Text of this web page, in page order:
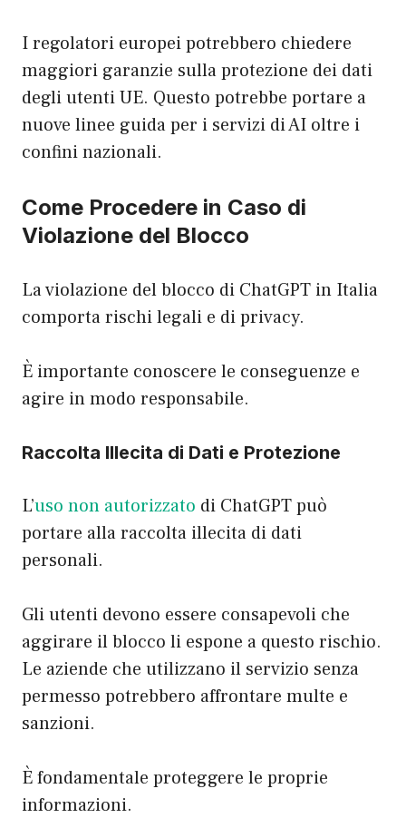
I regolatori europei potrebbero chiedere
maggiori garanzie sulla protezione dei dati
degli utenti UE. Questo potrebbe portare a
nuove linee guida per i servizi di AI oltre i
confini nazionali.
Come Procedere in Caso di
Violazione del Blocco
La violazione del blocco di ChatGPT in Italia
comporta rischi legali e di privacy.
È importante conoscere le conseguenze e
agire in modo responsabile.
Raccolta Illecita di Dati e Protezione
L’uso non autorizzato di ChatGPT può
portare alla raccolta illecita di dati
personali.
Gli utenti devono essere consapevoli che
aggirare il blocco li espone a questo rischio.
Le aziende che utilizzano il servizio senza
permesso potrebbero affrontare multe e
sanzioni.
È fondamentale proteggere le proprie
informazioni.